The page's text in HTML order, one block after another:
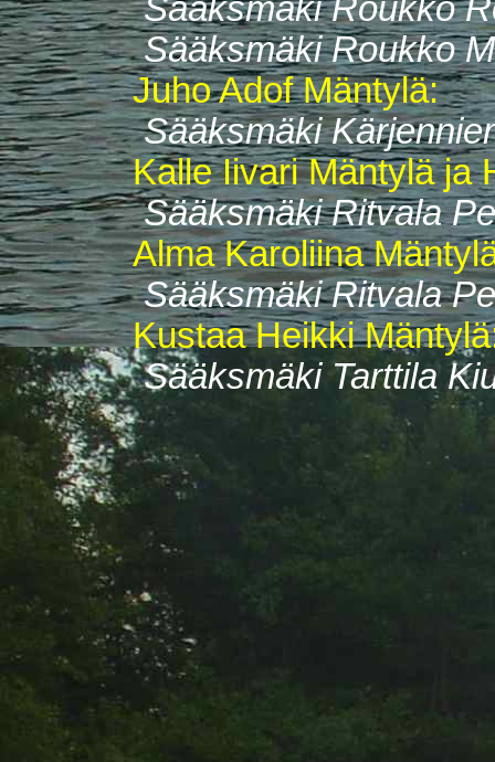
Sääksmäki Roukko
Sääksmäki Roukko
Juho Adof Mäntylä:
Sääksmäki
Kalle Iivari Mäntylä ja
Sääksmäki Ritvala
Alma Karoliina
Sääksmäki Ritvala
Kustaa Heikki
Sääksmäki Tarttila